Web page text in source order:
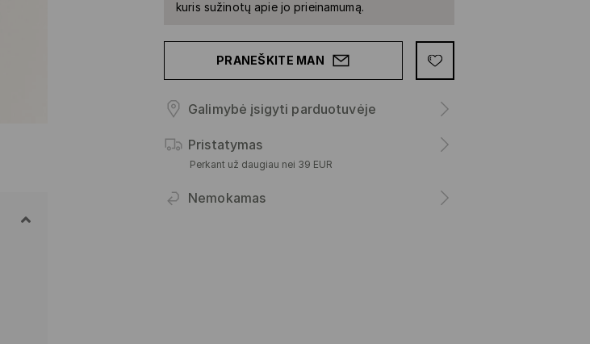
kuris sužinotų apie jo prieinamumą.
PRANEŠKITE MAN
Galimybė įsigyti parduotuvėje
Pristatymas
Perkant už daugiau nei 39 EUR
Nemokamas